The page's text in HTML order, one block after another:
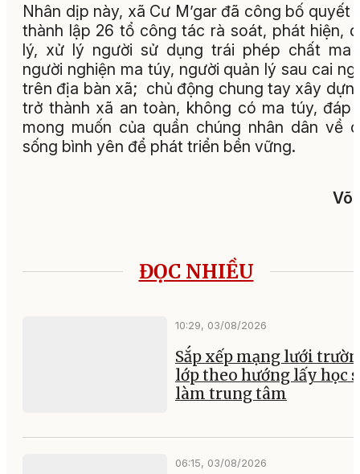
Nhân dịp này, xã Cư M’gar đã công bố quyết
thành lập 26 tổ công tác rà soát, phát hiện,
lý, xử lý người sử dụng trái phép chất ma
người nghiện ma túy, người quản lý sau cai
trên địa bàn xã; chủ động chung tay xây
trở thành xã an toàn, không có ma túy, đáp
mong muốn của quần chúng nhân dân về
sống bình yên để phát triển bền vững.
Võ
ĐỌC NHIỀU
10:29, 03/08/2026
Sắp xếp mạng lưới
lớp theo hướng lấy học
làm trung tâm
06:15, 03/08/2026